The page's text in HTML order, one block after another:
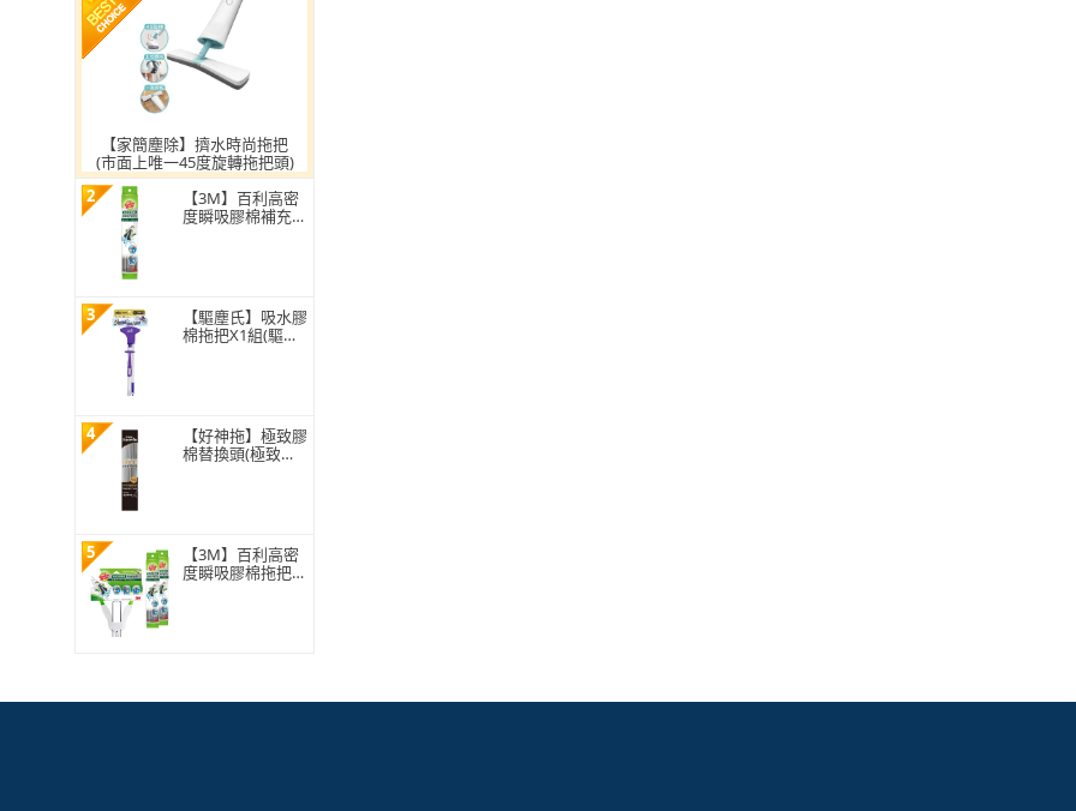
【家簡塵除】擠水時尚拖把
(市面上唯一45度旋轉拖把頭)
2
【3M】百利高密
度瞬吸膠棉補充包
3
【驅塵氏】吸水膠
棉拖把X1組(驅塵/
4
【好神拖】極致膠
棉替換頭(極致膠
5
【3M】百利高密
度瞬吸膠棉拖把特